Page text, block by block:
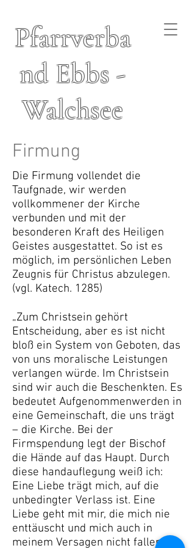
Pfarrverba
nd Ebbs -
Walchsee
Firmung
Die Firmung vollendet die
Taufgnade, wir werden
vollkommener der Kirche
verbunden und mit der
besonderen Kraft des Heiligen
Geistes ausgestattet. So ist es
möglich, im persönlichen Leben
Zeugnis für Christus abzulegen.
(vgl. Katech. 1285)
„Zum Christsein gehört
Entscheidung, aber es ist nicht
bloß ein System von Geboten, das
von uns moralische Leistungen
verlangen würde. Im Christsein
sind wir auch die Beschenkten. Es
bedeutet Aufgenommenwerden in
eine Gemeinschaft, die uns trägt
– die Kirche. Bei der
Firmspendung legt der Bischof
die Hände auf das Haupt. Durch
diese handauflegung weiß ich:
Eine Liebe trägt mich, auf die
unbedingter Verlass ist. Eine
Liebe geht mit mir, die mich nie
enttäuscht und mich auch in
meinem Versagen nicht fallen